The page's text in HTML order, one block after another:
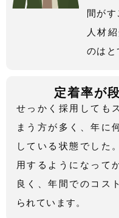
間がす
人材
のはと
定着率が
せっかく採用しても
まう方が多く、年に
している状態でした
用するようになって
良く、年間でのコス
られています。